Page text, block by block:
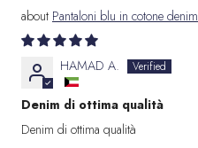
Pantaloni blu in cotone denim
HAMAD A.
Denim di ottima qualità
Denim di ottima qualità